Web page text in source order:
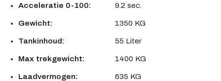
Acceleratie 0-100: 9.2 sec.
Gewicht: 1350 KG
Tankinhoud: 55 Liter
Max trekgewicht: 1400 KG
Laadvermogen: 635 KG